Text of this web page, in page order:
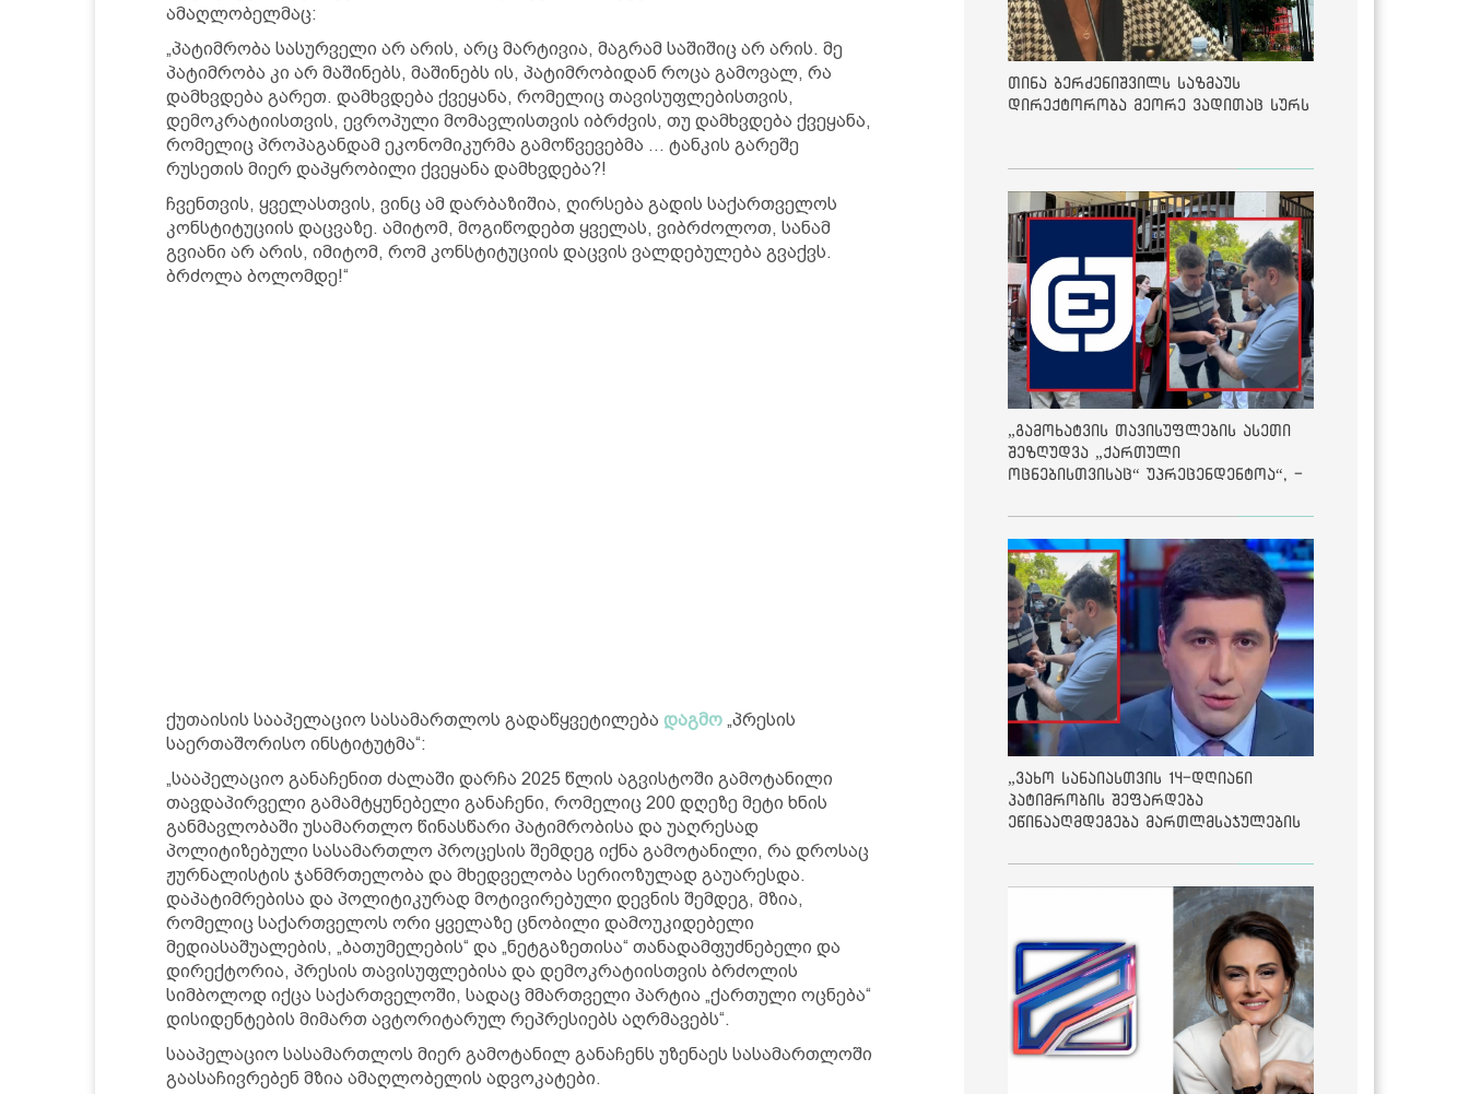
ამაღლობელმაც:
„პატიმრობა სასურველი არ არის, არც მარტივია, მაგრამ საშიშიც არ არის. მე
პატიმრობა კი არ მაშინებს, მაშინებს ის, პატიმრობიდან როცა გამოვალ, რა
დამხვდება გარეთ. დამხვდება ქვეყანა, რომელიც თავისუფლებისთვის,
დემოკრატიისთვის, ევროპული მომავლისთვის იბრძვის, თუ დამხვდება ქვეყანა,
რომელიც პროპაგანდამ ეკონომიკურმა გამოწვევებმა … ტანკის გარეშე
რუსეთის მიერ დაპყრობილი ქვეყანა დამხვდება?!
ჩვენთვის, ყველასთვის, ვინც ამ დარბაზიშია, ღირსება გადის საქართველოს
კონსტიტუციის დაცვაზე. ამიტომ, მოგიწოდებთ ყველას, ვიბრძოლოთ, სანამ
გვიანი არ არის, იმიტომ, რომ კონსტიტუციის დაცვის ვალდებულება გვაქვს.
ბრძოლა ბოლომდე!“
ქუთაისის სააპელაციო სასამართლოს გადაწყვეტილება დაგმო „პრესის
საერთაშორისო ინსტიტუტმა“:
„სააპელაციო განაჩენით ძალაში დარჩა 2025 წლის აგვისტოში გამოტანილი
თავდაპირველი გამამტყუნებელი განაჩენი, რომელიც 200 დღეზე მეტი ხნის
განმავლობაში უსამართლო წინასწარი პატიმრობისა და უაღრესად
პოლიტიზებული სასამართლო პროცესის შემდეგ იქნა გამოტანილი, რა დროსაც
ჟურნალისტის ჯანმრთელობა და მხედველობა სერიოზულად გაუარესდა.
დაპატიმრებისა და პოლიტიკურად მოტივირებული დევნის შემდეგ, მზია,
რომელიც საქართველოს ორი ყველაზე ცნობილი დამოუკიდებელი
მედიასაშუალების, „ბათუმელების“ და „ნეტგაზეთისა“ თანადამფუძნებელი და
დირექტორია, პრესის თავისუფლებისა და დემოკრატიისთვის ბრძოლის
სიმბოლოდ იქცა საქართველოში, სადაც მმართველი პარტია „ქართული ოცნება“
დისიდენტების მიმართ ავტორიტარულ რეპრესიებს აღრმავებს“.
სააპელაციო სასამართლოს მიერ გამოტანილ განაჩენს უზენაეს სასამართლოში
გაასაჩივრებენ მზია ამაღლობელის ადვოკატები.
თინა ბერძენიშვილს საზმაუს
დირექტორობა მეორე ვადითაც სურს
„გამოხატვის თავისუფლების ასეთი
შეზღუდვა „ქართული
ოცნებისთვისაც“ უპრეცენდენტოა“, -
„ვახო სანაიასთვის 14-დღიანი
პატიმრობის შეფარდება
ეწინააღმდეგება მართლმსაჯულების